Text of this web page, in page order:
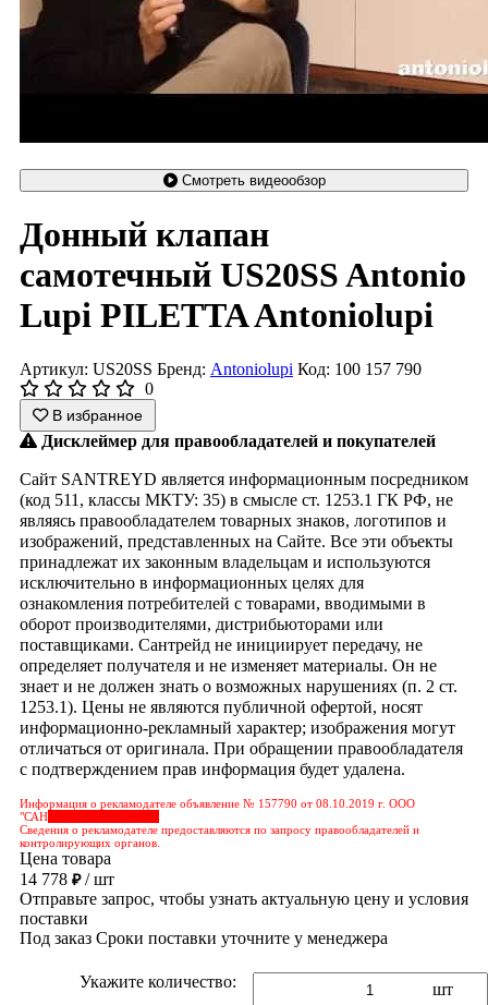
Смотреть видеообзор
Донный клапан
самотечный US20SS Antonio
Lupi PILETTA Antoniolupi
Артикул: US20SS Бренд: Antoniolupi Код: 100 157 790
0
В избранное
Дисклеймер для правообладателей и покупателей
Сайт SANTREYD является информационным посредником
(код 511, классы МКТУ: 35) в смысле ст. 1253.1 ГК РФ, не
являясь правообладателем товарных знаков, логотипов и
изображений, представленных на Сайте. Все эти объекты
принадлежат их законным владельцам и используются
исключительно в информационных целях для
ознакомления потребителей с товарами, вводимыми в
оборот производителями, дистрибьюторами или
поставщиками. Сантрейд не инициирует передачу, не
определяет получателя и не изменяет материалы. Он не
знает и не должен знать о возможных нарушениях (п. 2 ст.
1253.1). Цены не являются публичной офертой, носят
информационно-рекламный характер; изображения могут
отличаться от оригинала. При обращении правообладателя
с подтверждением прав информация будет удалена.
Информация о рекламодателе объявление № 157790 от 08.10.2019 г. ООО
"САН
Сведения о рекламодателе предоставляются по запросу правообладателей и
контролирующих органов.
Цена товара
14 778 ₽/ шт
Отправьте запрос, чтобы узнать актуальную цену и условия
поставки
Под заказ Сроки поставки уточните у менеджера
Укажите количество: шт